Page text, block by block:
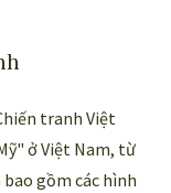
tranh Việt
ở Việt Nam, từ
gồm các hình